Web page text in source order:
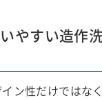
やすい造作
ン性だけではな